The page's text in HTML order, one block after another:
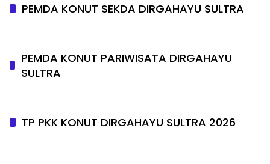
PEMDA KONUT SEKDA DIRGAHAYU SULTRA
PEMDA KONUT PARIWISATA DIRGAHAYU
SULTRA
TP PKK KONUT DIRGAHAYU SULTRA 2026